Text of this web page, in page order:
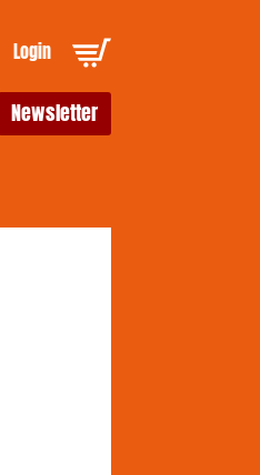
Login
Newsletter